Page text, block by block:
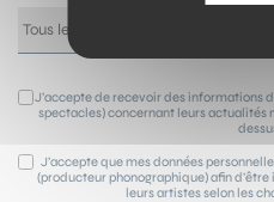
J’accepte de recevoir des informations
spectacles) concernant leurs actualités
J’accepte que mes données
(producteur phonographique) afin
leurs artistes selon les